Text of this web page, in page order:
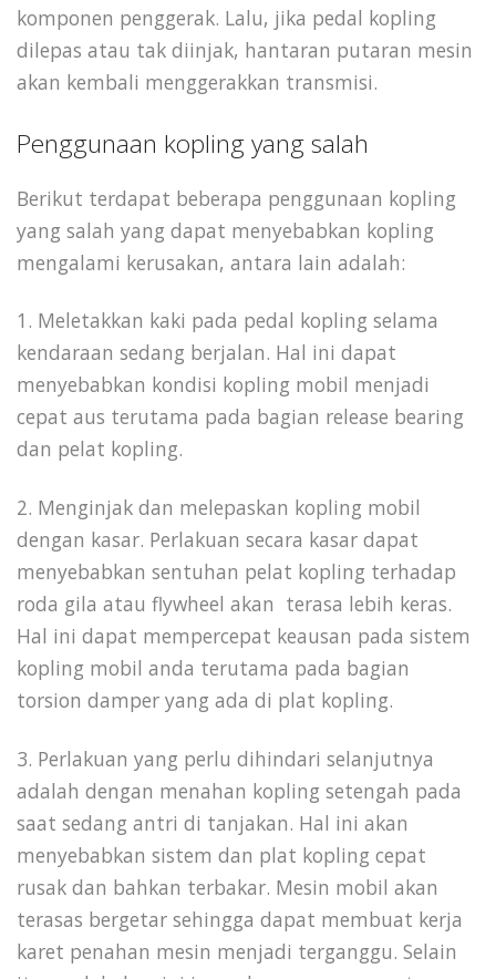
komponen penggerak. Lalu, jika pedal kopling
dilepas atau tak diinjak, hantaran putaran mesin
akan kembali menggerakkan transmisi.
Penggunaan kopling yang salah
Berikut terdapat beberapa penggunaan kopling
yang salah yang dapat menyebabkan kopling
mengalami kerusakan, antara lain adalah:
1. Meletakkan kaki pada pedal kopling selama
kendaraan sedang berjalan. Hal ini dapat
menyebabkan kondisi kopling mobil menjadi
cepat aus terutama pada bagian release bearing
dan pelat kopling.
2. Menginjak dan melepaskan kopling mobil
dengan kasar. Perlakuan secara kasar dapat
menyebabkan sentuhan pelat kopling terhadap
roda gila atau flywheel akan terasa lebih keras.
Hal ini dapat mempercepat keausan pada sistem
kopling mobil anda terutama pada bagian
torsion damper yang ada di plat kopling.
3. Perlakuan yang perlu dihindari selanjutnya
adalah dengan menahan kopling setengah pada
saat sedang antri di tanjakan. Hal ini akan
menyebabkan sistem dan plat kopling cepat
rusak dan bahkan terbakar. Mesin mobil akan
terasas bergetar sehingga dapat membuat kerja
karet penahan mesin menjadi terganggu. Selain